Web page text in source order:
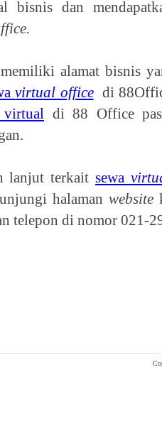
bisnis dan
alamat bisnis
virtual officedi
virtualdi 88 Office
lanjut terkaitsewa
halamanwebsite
telepon di nomor 021-